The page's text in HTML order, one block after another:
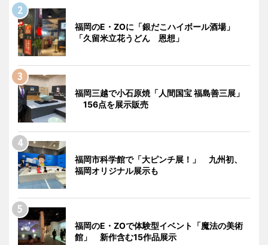
福岡のE・ZOに「銀だこハイボール酒場」
「久留米立花うどん 恩想」
福岡三越で小石原焼「人間国宝 福島善三展」
156点を展示販売
福岡市科学館で「大ピンチ展！」 九州初、
福岡オリジナル展示も
福岡のE・ZOで体験型イベント「魔法の美術
館」 新作含む15作品展示